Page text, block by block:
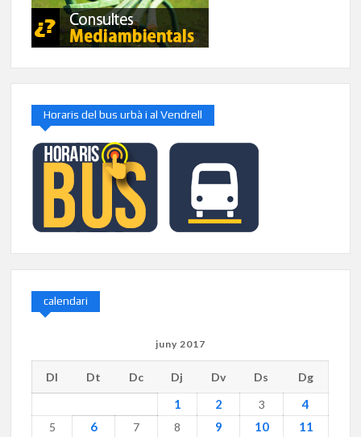
Horaris del bus urbà i al Vendrell
calendari
juny 2017
Dl Dt Dc Dj Dv Ds Dg
1 2 3 4
5 6 7 8 9 10 11